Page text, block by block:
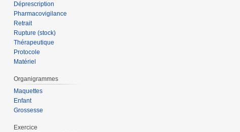
Déprescription
Pharmacovigilance
Retrait
Rupture (stock)
Thérapeutique
Protocole
Matériel
Organigrammes
Maquettes
Enfant
Grossesse
Exercice